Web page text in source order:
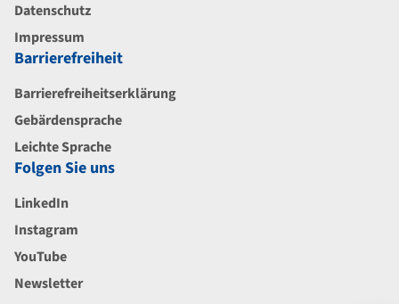
Datenschutz
Impressum
Barrierefreiheit
Barrierefreiheitserklärung
Gebärdensprache
Leichte Sprache
Folgen Sie uns
LinkedIn
Instagram
YouTube
Newsletter